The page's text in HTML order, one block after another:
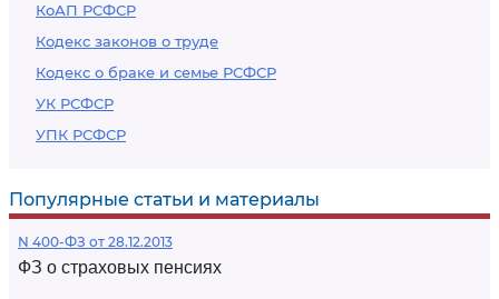
КоАП РСФСР
Кодекс законов о труде
Кодекс о браке и семье РСФСР
УК РСФСР
УПК РСФСР
Популярные статьи и материалы
N 400-ФЗ от 28.12.2013
ФЗ о страховых пенсиях